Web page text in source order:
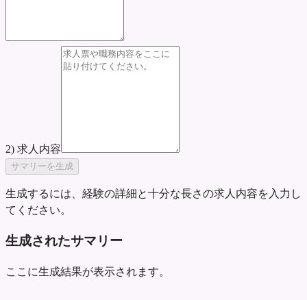
2) 求人内容
サマリーを生成
生成するには、経験の詳細と十分な長さの求人内容を入力し
てください。
生成されたサマリー
ここに生成結果が表示されます。